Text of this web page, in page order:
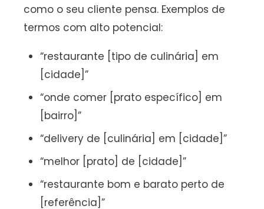
como o seu cliente pensa. Exemplos de
termos com alto potencial:
“restaurante [tipo de culinária] em
[cidade]”
“onde comer [prato específico] em
[bairro]”
“delivery de [culinária] em [cidade]”
“melhor [prato] de [cidade]”
“restaurante bom e barato perto de
[referência]”